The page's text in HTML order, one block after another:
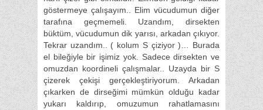
göstermeye çalışayım.. Elim vücudumun diğer
tarafına geçmemeli. Uzandım, dirsekten
büktüm, vücudumun dik yarısı, arkadan çıkıyor.
Tekrar uzandım.. ( kolum S çiziyor )… Burada
el bileğiyle bir işimiz yok. Sadece dirsekten ve
omuzdan koordineli çalışmalar.. Uzayda bir S
çizerek çekişi gerçekleştiriyorum. Arkadan
çıkarken de dirseğimi mümkün olduğu kadar
yukarı kaldırıp, omuzumun rahatlamasını